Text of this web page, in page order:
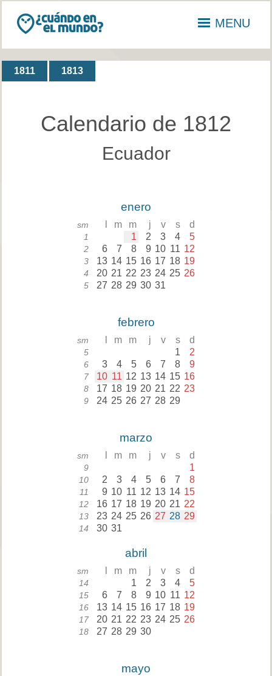
MENU
1811 1813
Calendario de 1812
Ecuador
enero
sm m m j v s d
1 1 2 3 4 5
2 6 7 8 9 10 11 12
3 13 14 15 16 17 18 19
4 20 21 22 23 24 25 26
5 27 28 29 30 31
febrero
sm m m j v s d
5 1 2
6 3 4 5 6 7 8 9
7 10 11 12 13 14 15 16
8 17 18 19 20 21 22 23
9 24 25 26 27 28 29
marzo
sm m m j v s d
9 1
10 2 3 4 5 6 7 8
11 9 10 11 12 13 14 15
12 16 17 18 19 20 21 22
13 23 24 25 26 27 28 29
14 30 31
abril
sm m m j v s d
14 1 2 3 4 5
15 6 7 8 9 10 11 12
16 13 14 15 16 17 18 19
17 20 21 22 23 24 25 26
18 27 28 29 30
mayo